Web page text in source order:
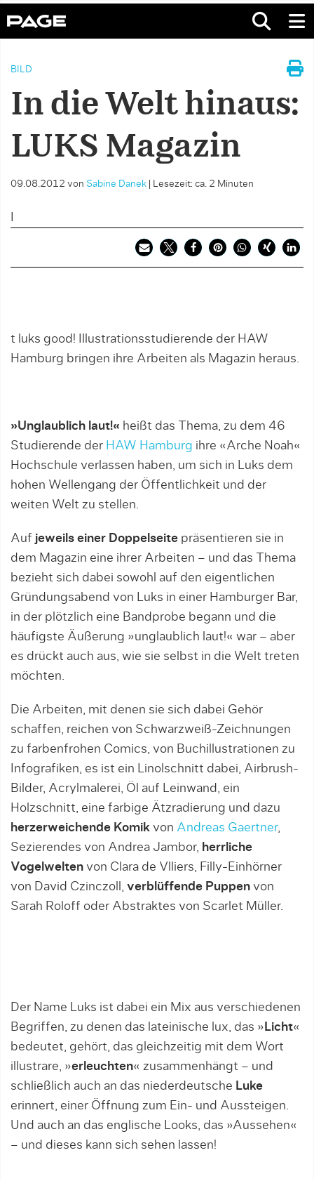
BILD
In die Welt hinaus:
LUKS Magazin
09.08.2012 von Sabine Danek Lesezeit: ca. 2 Minuten
t luks good! Illustrationsstudierende der HAW
Hamburg bringen ihre Arbeiten als Magazin heraus.
»Unglaublich laut!« heißt das Thema, zu dem 46
Studierende der HAW Hamburg ihre «Arche Noah«
Hochschule verlassen haben, um sich in Luks dem
hohen Wellengang der Öffentlichkeit und der
weiten Welt zu stellen.
Auf jeweils einer Doppelseite präsentieren sie in
dem Magazin eine ihrer Arbeiten – und das Thema
bezieht sich dabei sowohl auf den eigentlichen
Gründungsabend von Luks in einer Hamburger Bar,
in der plötzlich eine Bandprobe begann und die
häufigste Äußerung »unglaublich laut!« war – aber
es drückt auch aus, wie sie selbst in die Welt treten
möchten.
Die Arbeiten, mit denen sie sich dabei Gehör
schaffen, reichen von Schwarzweiß-Zeichnungen
zu farbenfrohen Comics, von Buchillustrationen zu
Infografiken, es ist ein Linolschnitt dabei, Airbrush-
Bilder, Acrylmalerei, Öl auf Leinwand, ein
Holzschnitt, eine farbige Ätzradierung und dazu
herzerweichende Komik von Andreas Gaertner,
Sezierendes von Andrea Jambor, herrliche
Vogelwelten von Clara de Vlliers, Filly-Einhörner
von David Czinczoll, verblüffende Puppen von
Sarah Roloff oder Abstraktes von Scarlet Müller.
Der Name Luks ist dabei ein Mix aus verschiedenen
Begriffen, zu denen das lateinische lux, das » Licht«
bedeutet, gehört, das gleichzeitig mit dem Wort
illustrare, »erleuchten« zusammenhängt – und
schließlich auch an das niederdeutsche Luke
erinnert, einer Öffnung zum Ein- und Aussteigen.
Und auch an das englische Looks, das »Aussehen«
– und dieses kann sich sehen lassen!